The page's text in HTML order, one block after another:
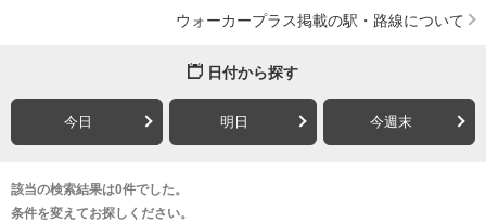
ウォーカープラス掲載の駅・路線について
日付から探す
今日 明日 今週末
該当の検索結果は0件でした。
条件を変えてお探しください。